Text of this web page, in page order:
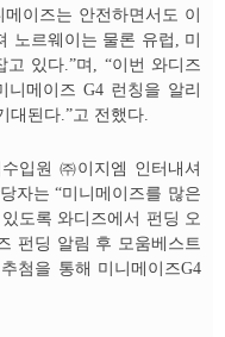
이즈는 안전하면서도 이
노르웨이는 물론 유럽, 미
있다.”며, “이번 와디즈
메이즈 G4 런칭을 알리
대된다.”고 전했다.
입원 ㈜이지엠 인터내셔
자는 “미니메이즈를 많은
도록 와디즈에서 펀딩 오
펀딩 알림 후 모움베스트
첨을 통해 미니메이즈G4